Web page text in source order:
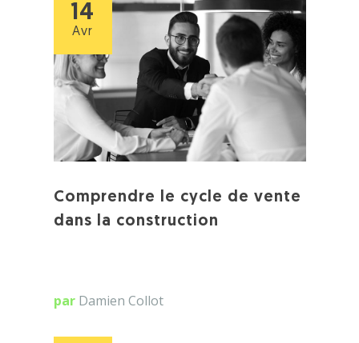
14
Avr
Comprendre le cycle de vente
dans la construction
par Damien Collot